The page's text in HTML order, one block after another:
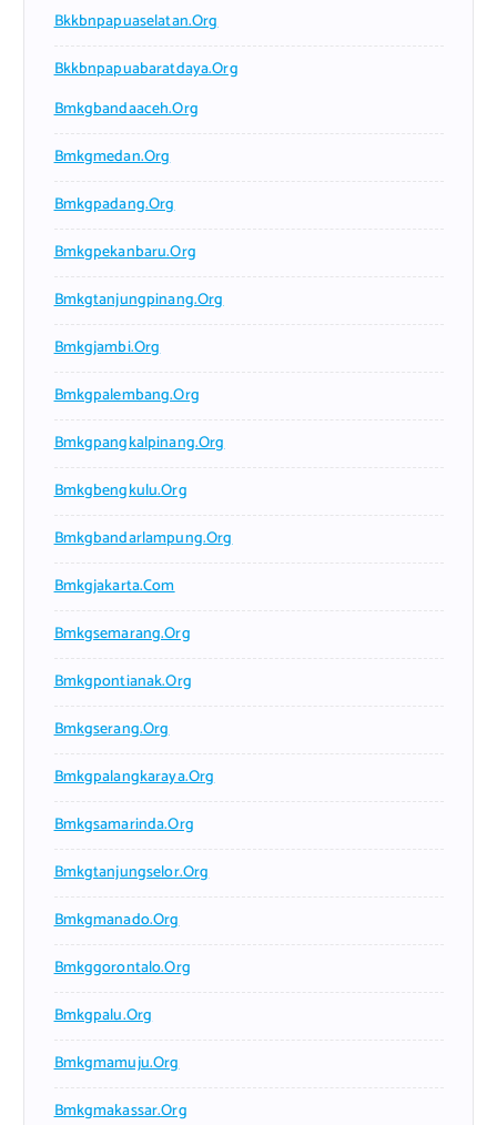
Bkkbnpapuaselatan.org
Bkkbnpapuabaratdaya.org
Bmkgbandaaceh.org
Bmkgmedan.org
Bmkgpadang.org
Bmkgpekanbaru.org
Bmkgtanjungpinang.org
Bmkgjambi.org
Bmkgpalembang.org
Bmkgpangkalpinang.org
Bmkgbengkulu.org
Bmkgbandarlampung.org
Bmkgjakarta.com
Bmkgsemarang.org
Bmkgpontianak.org
Bmkgserang.org
Bmkgpalangkaraya.org
Bmkgsamarinda.org
Bmkgtanjungselor.org
Bmkgmanado.org
Bmkggorontalo.org
Bmkgpalu.org
Bmkgmamuju.org
Bmkgmakassar.org